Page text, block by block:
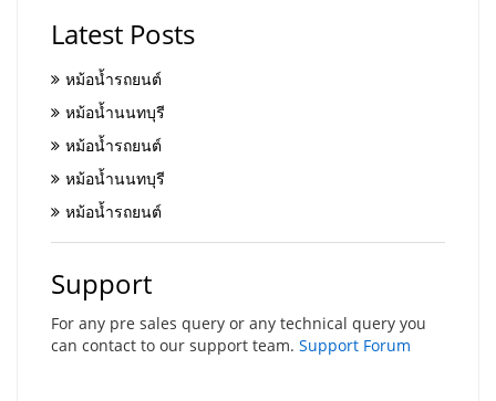
Latest Posts
หม้อน้ำรถยนต์
หม้อน้ำนนทบุรี
หม้อน้ำรถยนต์
หม้อน้ำนนทบุรี
หม้อน้ำรถยนต์
Support
For any pre sales query or any technical query you
can contact to our support team. Support Forum